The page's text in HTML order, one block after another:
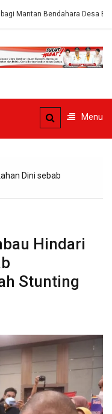
Bendahara Desa Beha
Menu
Dini sebab
Hindari
Stunting